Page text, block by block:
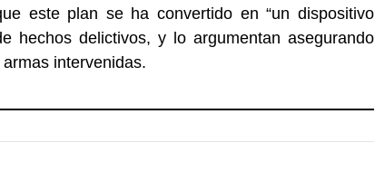
este plan se ha convertido en “un dispositivo
hechos delictivos, y lo argumentan asegurando
intervenidas.